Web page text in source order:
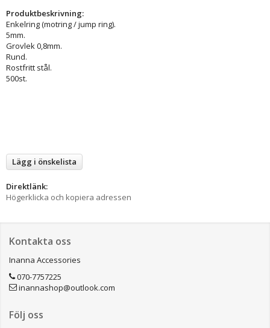
Produktbeskrivning:
Enkelring (motring / jump ring).
5mm.
Grovlek 0,8mm.
Rund.
Rostfritt stål.
500st.
Lägg i önskelista
Direktlänk:
Högerklicka och kopiera adressen
Kontakta oss
Inanna Accessories
070-7757225
inannashop@outlook.com
Följ oss